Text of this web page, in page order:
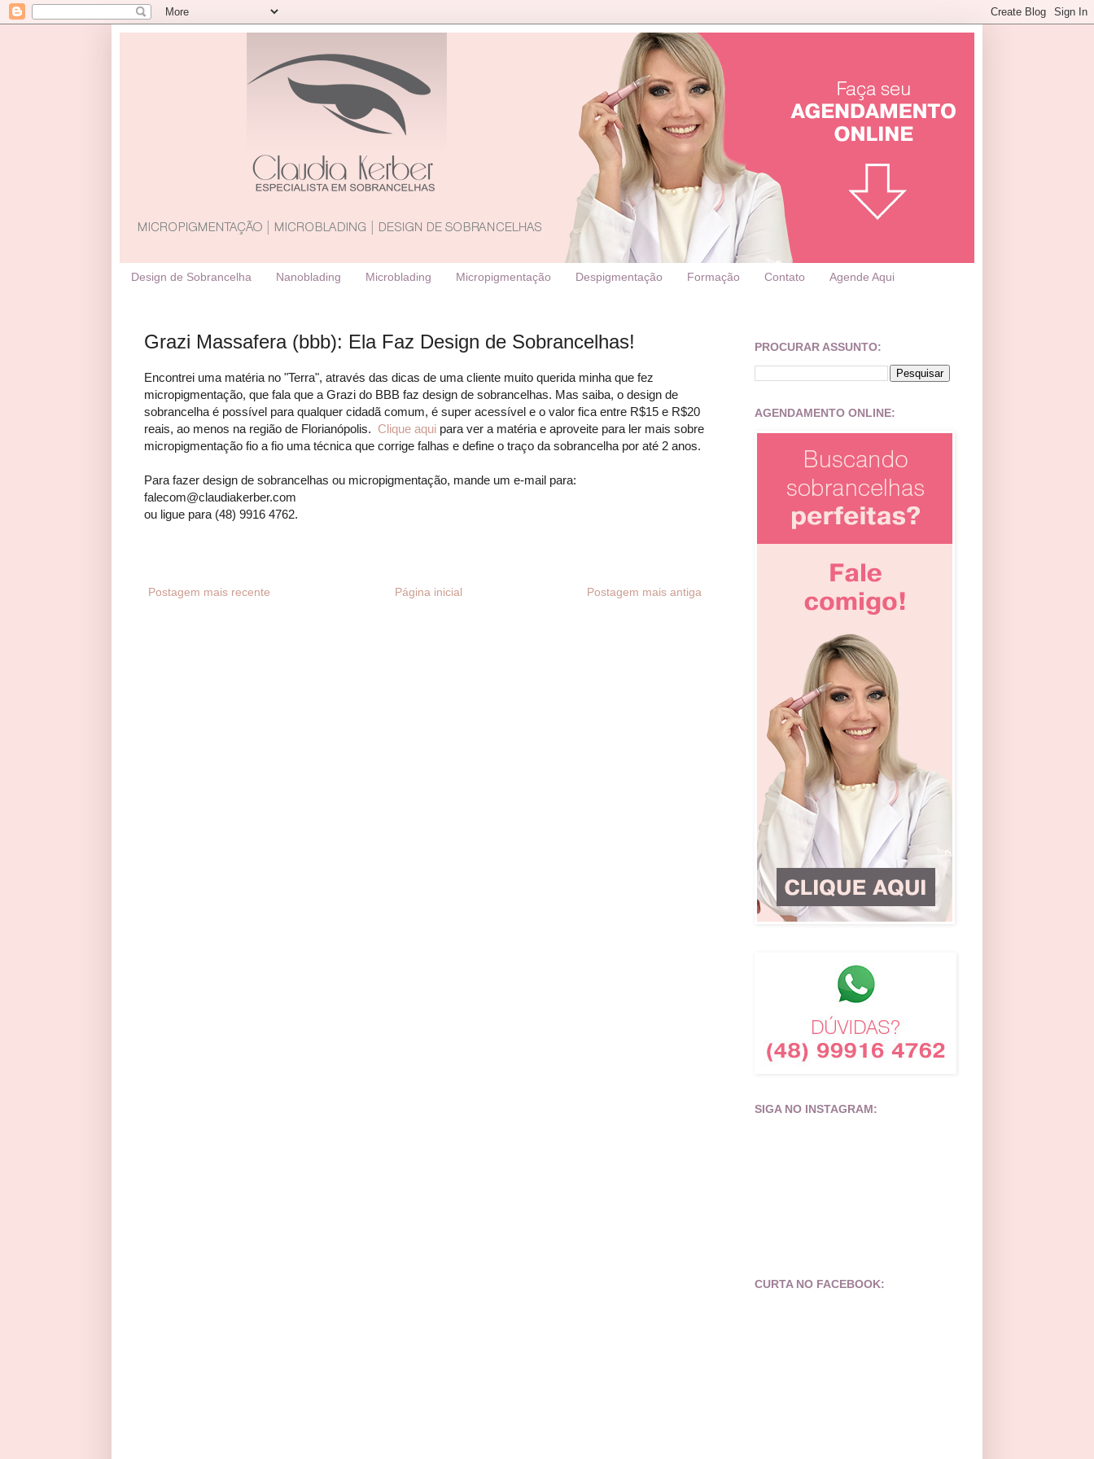
Design de Sobrancelha Nanoblading Microblading Micropigmentação Despigmentação Formação Contato Agende Aqui
Grazi Massafera (bbb): Ela Faz Design de Sobrancelhas!
Encontrei uma matéria no "Terra", através das dicas de uma cliente muito querida minha que fez
micropigmentação, que fala que a Grazi do BBB faz design de sobrancelhas. Mas saiba, o design de
sobrancelha é possível para qualquer cidadã comum, é super acessível e o valor fica entre R$15 e R$20
reais, ao menos na região de Florianópolis. Clique aqui para ver a matéria e aproveite para ler mais sobre
micropigmentação fio a fio uma técnica que corrige falhas e define o traço da sobrancelha por até 2 anos.
Para fazer design de sobrancelhas ou micropigmentação, mande um e-mail para:
falecom@claudiakerber.com
ou ligue para (48) 9916 4762.
Postagem mais recente Postagem mais antiga
Página inicial
PROCURAR ASSUNTO:
AGENDAMENTO ONLINE:
SIGA NO INSTAGRAM:
CURTA NO FACEBOOK: